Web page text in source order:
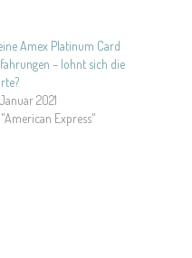
Amex Platinum Card
– lohnt sich die
2021
Express"